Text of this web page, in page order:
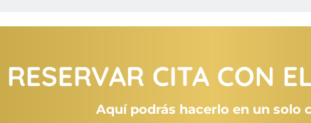
CITA CON
Aquí podrás hacerlo en un solo